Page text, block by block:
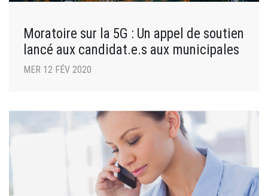
Moratoire sur la 5G : Un appel de soutien
lancé aux candidat.e.s aux municipales
MER 12 FÉV 2020